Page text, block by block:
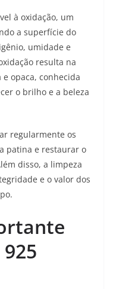
à oxidação, um
a superfície do
umidade e
resulta na
opaca, conhecida
o brilho e a beleza
regularmente os
patina e restaurar o
disso, a limpeza
e o valor dos